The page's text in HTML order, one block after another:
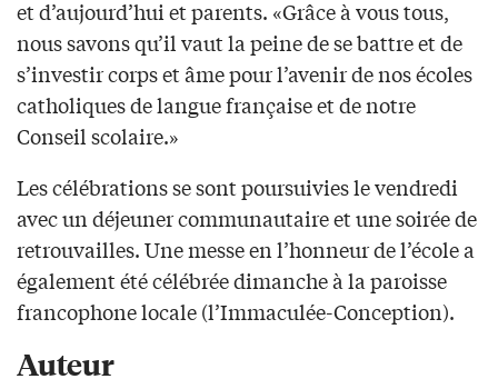
et d’aujourd’hui et parents. «Grâce à vous tous,
nous savons qu’il vaut la peine de se battre et de
s’investir corps et âme pour l’avenir de nos écoles
catholiques de langue française et de notre
Conseil scolaire.»
Les célébrations se sont poursuivies le vendredi
avec un déjeuner communautaire et une soirée de
retrouvailles. Une messe en l’honneur de l’école a
également été célébrée dimanche à la paroisse
francophone locale (l’Immaculée-Conception).
Auteur